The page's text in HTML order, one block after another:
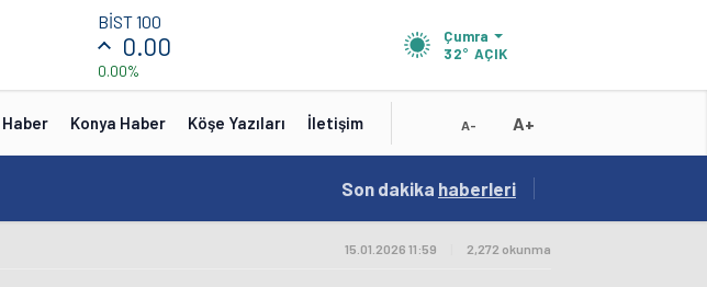
BİST 100
0.00
0.00%
Çumra
32° AÇIK
Haber Konya Haber Köşe Yazıları İletişim A- A+
19:01 / Konya'nın Zengin Mutfağı GastroFest'te
Son dakika haberleri
15.01.2026 11:59 2,272 okunma